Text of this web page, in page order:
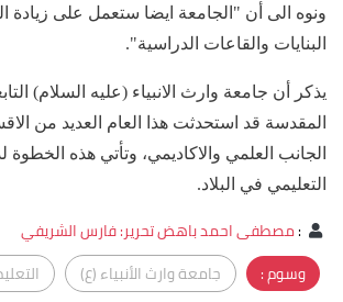
ونوه الى أن "الجامعة ايضا ستعمل على زيادة
البنايات والقاعات الدراسية".
يذكر أن جامعة وارث الانبياء (عليه السلام)
المقدسة قد استحدثت هذا العام العديد من
الجانب العلمي والاكاديمي، وتأتي هذه الخطوة
التعليمي في البلاد.
:مصطفى احمد باهض تحرير: فارس الشريفي
وسوم :
جامعة وارث الأنبياء (ع)